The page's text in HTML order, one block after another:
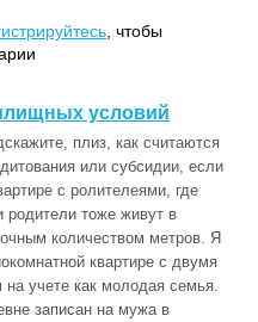
, чтобы
условий
плиз, как считаются
или субсидии, если
с ролителеями, где
родители тоже живут в
количеством метров. Я
квартире с двумя
учете как молодая семья.
записан на мужа в